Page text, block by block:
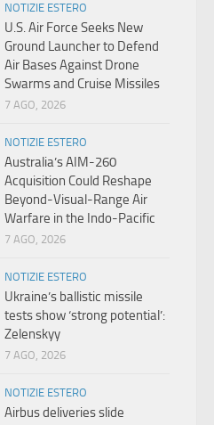
NOTIZIE ESTERO
U.S. Air Force Seeks New
Ground Launcher to Defend
Air Bases Against Drone
Swarms and Cruise Missiles
7 AGO, 2026
NOTIZIE ESTERO
Australia’s AIM-260
Acquisition Could Reshape
Beyond-Visual-Range Air
Warfare in the Indo-Pacific
7 AGO, 2026
NOTIZIE ESTERO
Ukraine’s ballistic missile
tests show ‘strong potential’:
Zelenskyy
7 AGO, 2026
NOTIZIE ESTERO
Airbus deliveries slide